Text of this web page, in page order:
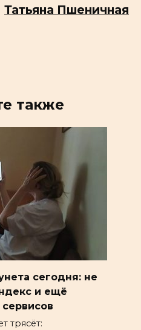
Татьяна Пшеничная
также
сегодня: не
и ещё
трясёт: